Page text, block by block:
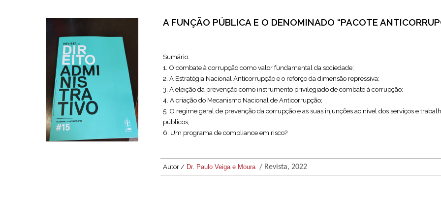
A FUNÇÃO PÚBLICA E O DENOMINADO “PACOTE
Sumário:
1. O combate à corrupção como valor fundamental da sociedade;
2. A Estratégia Nacional Anticorrupção e o reforço da dimensão repressiva;
3. A eleição da prevenção como instrumento privilegiado de combate à corrupção;
4. A criação do Mecanismo Nacional de Anticorrupção;
5. O regime geral de prevenção da corrupção e as suas injunções ao nível dos serviços e
públicos;
6. Um programa de compliance em risco?
Autor / Dr. Paulo Veiga e Moura / Revista, 2022